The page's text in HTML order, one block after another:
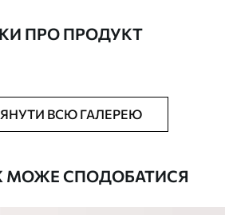
додати лакове покриття.
ПРО ПРОДУКТ
ВСЮ ГАЛЕРЕЮ
МОЖЕ СПОДОБАТИСЯ